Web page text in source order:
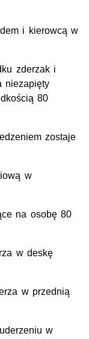
i kierowcą w
zderzak i
niezapięty
80
zostaje
w
na osobę 80
w deskę
w przednią
w